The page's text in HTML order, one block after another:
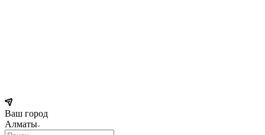
Ваш город
Алматы